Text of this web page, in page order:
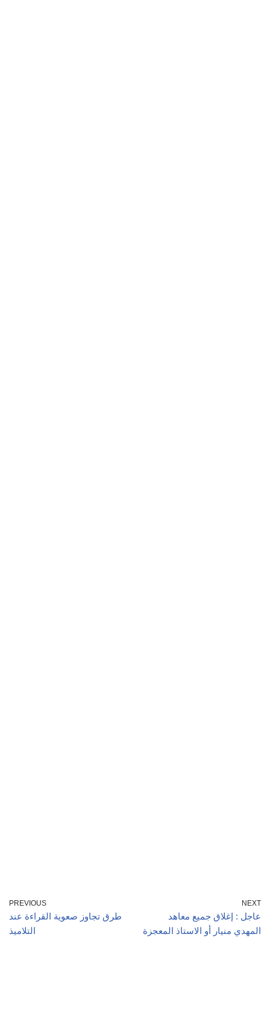
PREVIOUS
طرق تجاوز صعوية القراءة عند
التلاميذ
NEXT
عاجل : إغلاق جميع معاهد
المهدي منيار أو الاستاذ المعجزة